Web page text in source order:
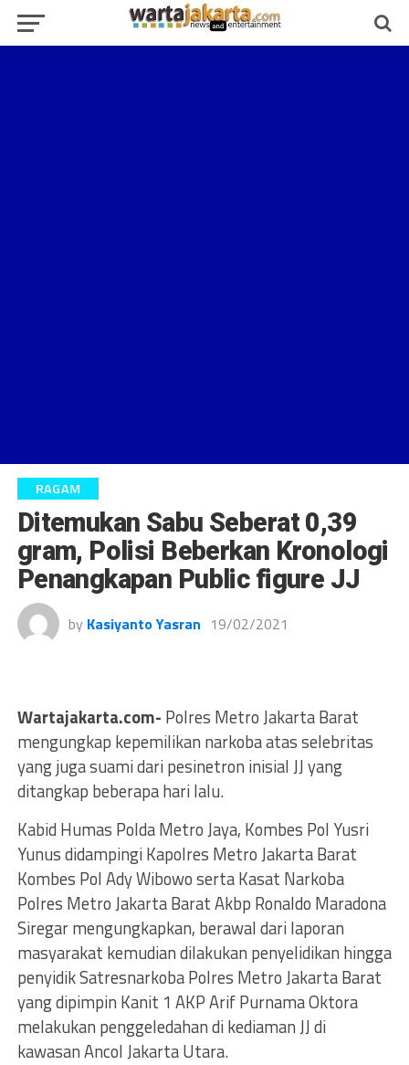
RAGAM
Ditemukan Sabu Seberat 0,39
gram, Polisi Beberkan Kronologi
Penangkapan Public figure JJ
by Kasiyanto Yasran 19/02/2021
Wartajakarta.com- Polres Metro Jakarta Barat
mengungkap kepemilikan narkoba atas selebritas
yang juga suami dari pesinetron inisial JJ yang
ditangkap beberapa hari lalu.
Kabid Humas Polda Metro Jaya, Kombes Pol Yusri
Yunus didampingi Kapolres Metro Jakarta Barat
Kombes Pol Ady Wibowo serta Kasat Narkoba
Polres Metro Jakarta Barat Akbp Ronaldo Maradona
Siregar mengungkapkan, berawal dari laporan
masyarakat kemudian dilakukan penyelidikan hingga
penyidik Satresnarkoba Polres Metro Jakarta Barat
yang dipimpin Kanit 1 AKP Arif Purnama Oktora
melakukan penggeledahan di kediaman JJ di
kawasan Ancol Jakarta Utara.